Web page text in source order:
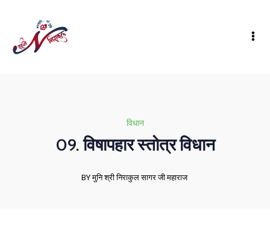
विधान
09. विषापहार स्तोत्र विधान
BY मुनि श्री निराकुल सागर जी महाराज